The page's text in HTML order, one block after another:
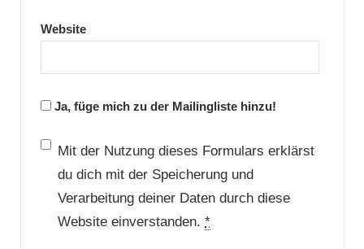
Website
Ja, füge mich zu der Mailingliste hinzu!
Mit der Nutzung dieses Formulars erklärst
du dich mit der Speicherung und
Verarbeitung deiner Daten durch diese
Website einverstanden. *